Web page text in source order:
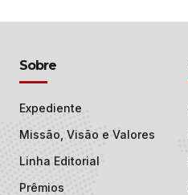
Sobre
Expediente
Missão, Visão e Valores
Linha Editorial
Prêmios